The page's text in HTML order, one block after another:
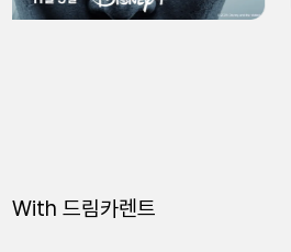
With 드림카렌트